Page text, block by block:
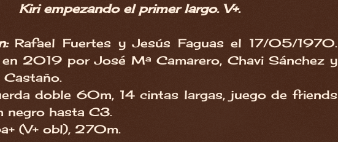
Kiri empezando el primer largo. V+.
Rafael Fuertes y Jesús Faguas el 17/05/1970.
en 2019 por José Mª Camarero, Chavi Sánchez y
doble 60m, 14 cintas largas, juego de friends
negro hasta C3.
(V+ obl), 270m.